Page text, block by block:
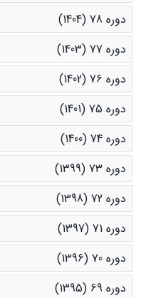
دوره 78 (1404)
دوره 77 (1403)
دوره 76 (1402)
دوره 75 (1401)
دوره 74 (1400)
دوره 73 (1399)
دوره 72 (1398)
دوره 71 (1397)
دوره 70 (1396)
دوره 69 (1395)